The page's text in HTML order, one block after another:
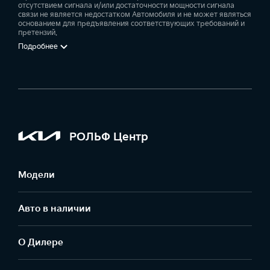
отсутствием сигнала и/или достаточности мощности сигнала
связи не является недостатком Автомобиля и не может являться
основанием для предъявления соответствующих требований и
претензий.
Подробнее
РОЛЬФ Центр
Модели
Авто в наличии
О Дилере